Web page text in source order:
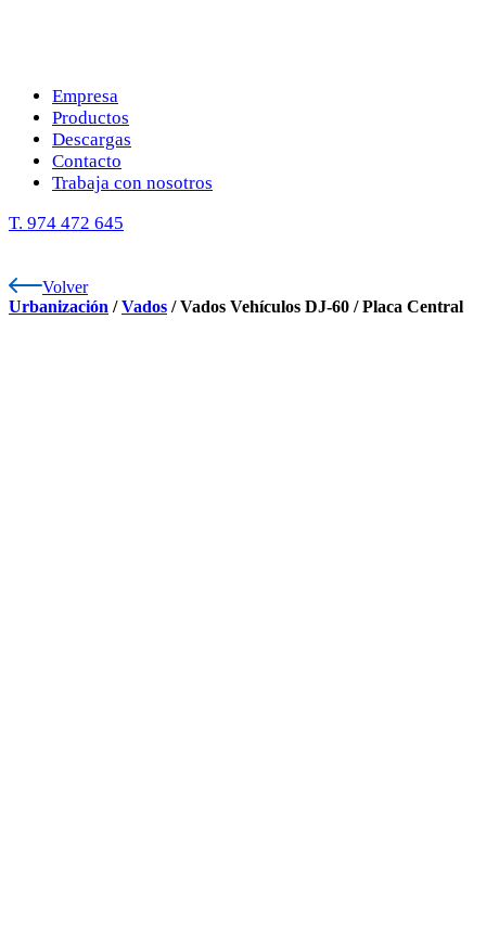
Empresa
Productos
Descargas
Contacto
Trabaja con nosotros
T. 974 472 645
Volver
Urbanización /Vados /Vados Vehículos DJ-60 /Placa Central